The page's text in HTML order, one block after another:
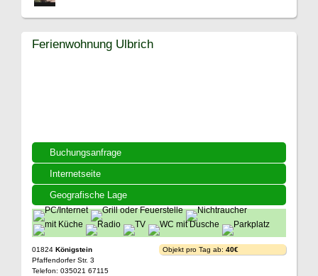
Buchungsanfrage
Internetseite
Geografische Lage
Ferienwohnung Ulbrich
01824 Königstein
Pfaffendorfer Str. 3
Telefon: 035021 67115
Objekt pro Tag ab: 40€